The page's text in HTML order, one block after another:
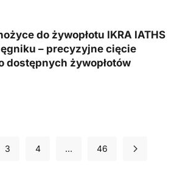
do żywopłotu IKRA IATHS
– precyzyjne cięcie
dostępnych żywopłotów
3 4 … 46